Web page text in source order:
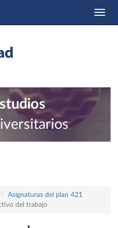
Asignaturas del plan 421
del trabajo